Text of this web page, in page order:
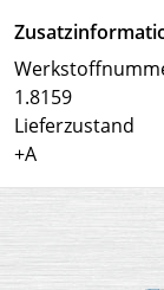
1.8159
Lieferzustand
+A